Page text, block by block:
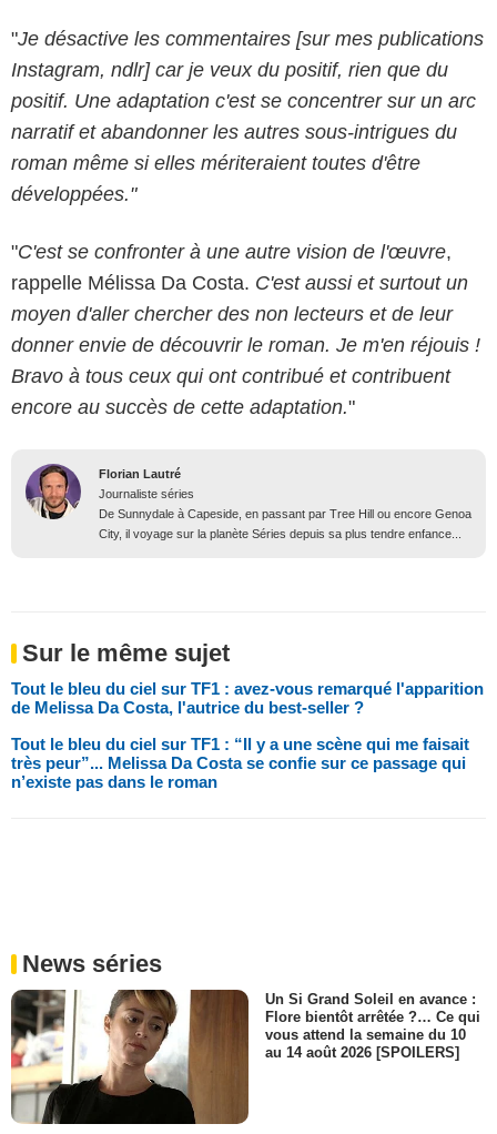
"Je désactive les commentaires [sur mes publications
Instagram, ndlr] car je veux du positif, rien que du
positif. Une adaptation c'est se concentrer sur un arc
narratif et abandonner les autres sous-intrigues du
roman même si elles mériteraient toutes d'être
développées."
"C'est se confronter à une autre vision de l'œuvre,
rappelle Mélissa Da Costa. C'est aussi et surtout un
moyen d'aller chercher des non lecteurs et de leur
donner envie de découvrir le roman. Je m'en réjouis !
Bravo à tous ceux qui ont contribué et contribuent
encore au succès de cette adaptation."
Florian Lautré
Journaliste séries
De Sunnydale à Capeside, en passant par Tree Hill ou encore Genoa
City, il voyage sur la planète Séries depuis sa plus tendre enfance...
Sur le même sujet
Tout le bleu du ciel sur TF1 : avez-vous remarqué l'apparition
de Melissa Da Costa, l'autrice du best-seller ?
Tout le bleu du ciel sur TF1 : “Il y a une scène qui me faisait
très peur”... Melissa Da Costa se confie sur ce passage qui
n’existe pas dans le roman
News séries
Un Si Grand Soleil en avance :
Flore bientôt arrêtée ?… Ce qui
vous attend la semaine du 10
au 14 août 2026 [SPOILERS]